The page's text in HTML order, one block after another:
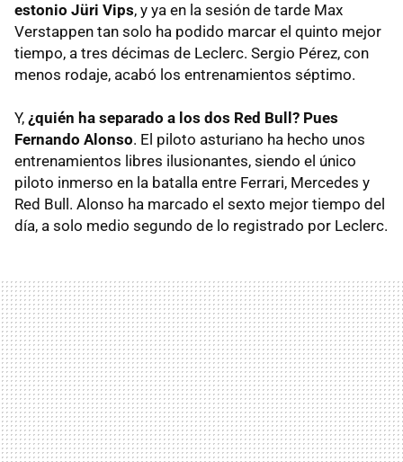
estonio Jüri Vips, y ya en la sesión de tarde Max
Verstappen tan solo ha podido marcar el quinto mejor
tiempo, a tres décimas de Leclerc. Sergio Pérez, con
menos rodaje, acabó los entrenamientos séptimo.
Y, ¿quién ha separado a los dos Red Bull? Pues
Fernando Alonso. El piloto asturiano ha hecho unos
entrenamientos libres ilusionantes, siendo el único
piloto inmerso en la batalla entre Ferrari, Mercedes y
Red Bull. Alonso ha marcado el sexto mejor tiempo del
día, a solo medio segundo de lo registrado por Leclerc.